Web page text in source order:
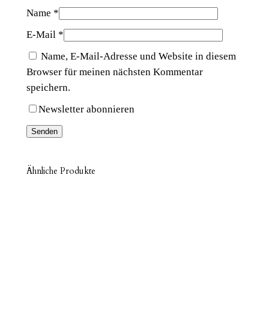
n
g
e
Name *
E-Mail *
Name, E-Mail-Adresse und Website in diesem
Browser für meinen nächsten Kommentar
speichern.
Newsletter abonnieren
Ähnliche Produkte